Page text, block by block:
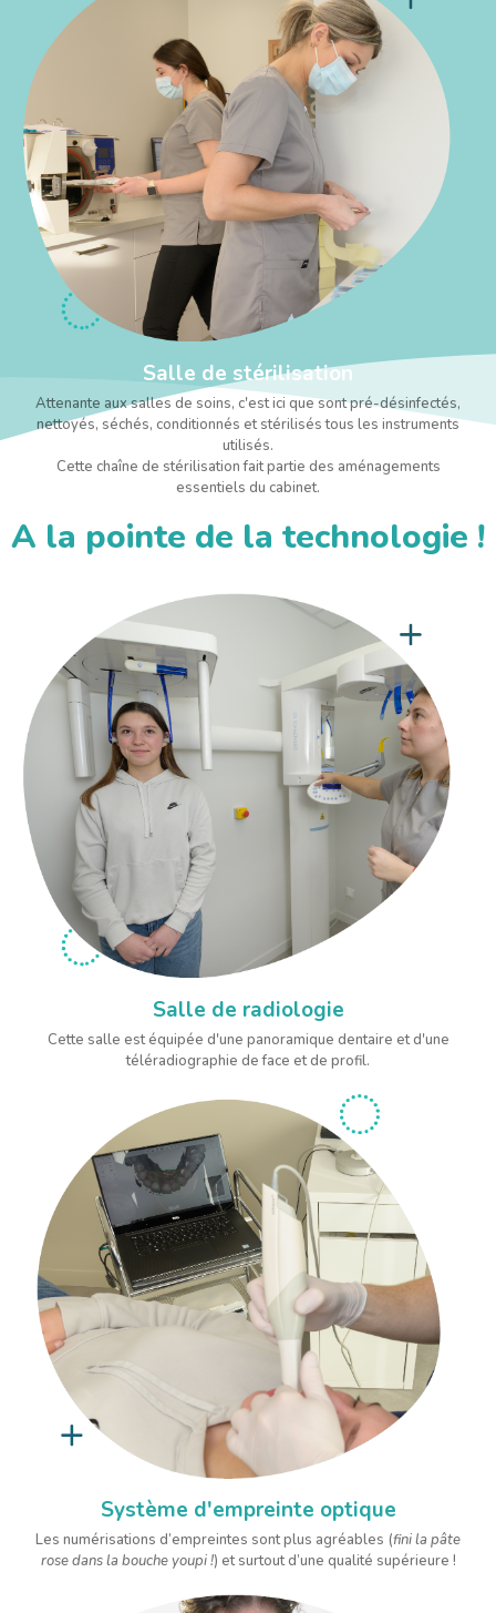
Salle de stérilisation
Attenante aux salles de soins, c'est ici que sont pré-désinfectés,
nettoyés, séchés, conditionnés et stérilisés tous les instruments
utilisés.
Cette chaîne de stérilisation fait partie des aménagements
essentiels du cabinet.
A la pointe de la technologie !
Salle de radiologie
Cette salle est équipée d'une panoramique dentaire et d'une
téléradiographie de face et de profil.
Système d'empreinte optique
Les numérisations d’empreintes sont plus agréables (fini la pâte
rose dans la bouche youpi !) et surtout d’une qualité supérieure !